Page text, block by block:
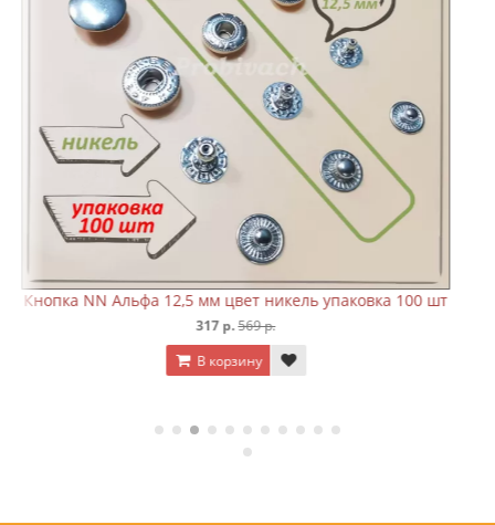
100 шт Кнопка NN Альфа 15 мм цвет никель упаковка
В корзину